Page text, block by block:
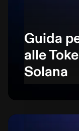
Guida
alle
Solana